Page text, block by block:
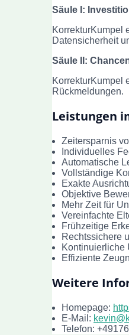
Säule I:
KorrekturKumpel
Datensicherheit
Säule II:
KorrekturKumpel
Rückmeldungen.
Leistungen
Zeitersparnis
Individuelles
Automatische
Vollständige
Exakte
Objektive
Mehr Zeit für
Vereinfachte
Frühzeitige
Rechtssichere
Kontinuierliche
Effiziente
Weitere
Homepage:
E-Mail:
Telefon: